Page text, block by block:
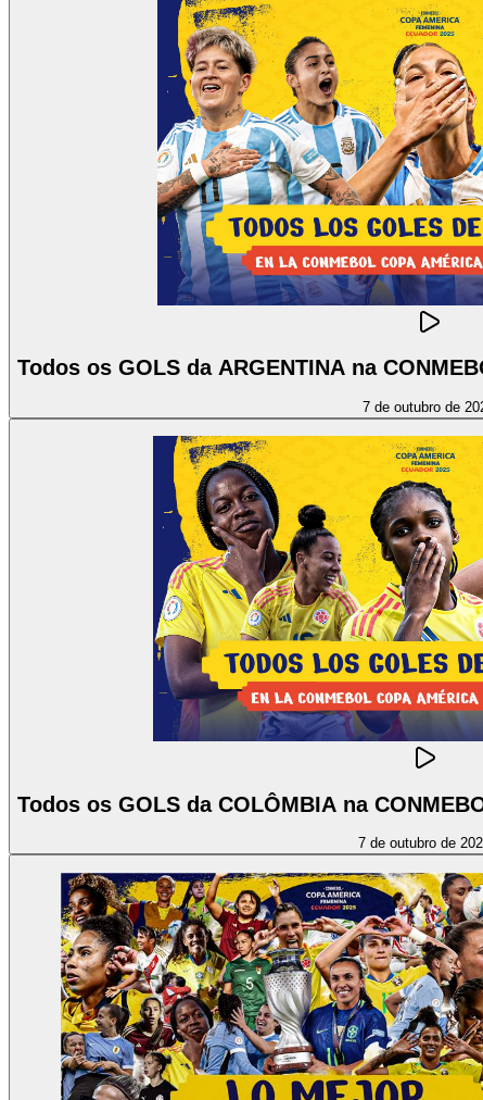
Todos os GOLS da ARGENTINA na
7 de outubro de
Todos os GOLS da COLÔMBIA na
7 de outubro de